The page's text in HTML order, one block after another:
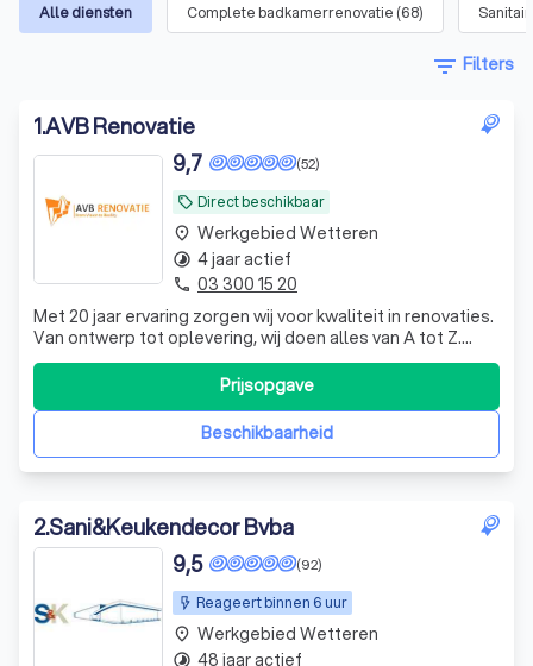
Alle diensten Complete badkamerrenovatie (68)
filter_list Filters
1.AVB Renovatie
local_offer Direct beschikbaar
(52)
9,7
Met 20 jaar ervaring zorgen wij voor kwaliteit in renovaties.
Van ontwerp tot oplevering, wij doen alles van A tot Z.
Binnen de 48 uur na het bezoek ontvangt u een
gedetailleerde offerte.
Beschikbaarheid
Prijsopgave
place Werkgebied Wetteren
timelapse 4 jaar actief
phone 03 300 15 20
2.Sani&Keukendecor Bvba
Reageert binnen 6 uur
(92)
9,5
place Werkgebied Wetteren
timelapse 48 jaar actief